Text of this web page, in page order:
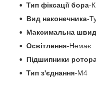
Тип фіксації бора-
Вид наконечника-
Максимальна
Освітлення-Немає
Підшипники
Тип з'єднання-М4